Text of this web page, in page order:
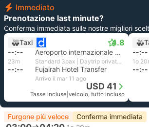
Immediato
Prenotazione last minute?
Conferma immediata sulle nostre migliori
Taxi
4.8
--:-- Aeroporto internazionale di Dubai
23m Standard 3pax | Daytrip private transfer with English speaking driver
--:-- Fujairah Hotel Transfer
Arrivo il mar 11 ago
USD 41
Tasse incluse veicolo, tutto incluso
--:--
1o
--:--
Furgone più veloce Conferma immediata